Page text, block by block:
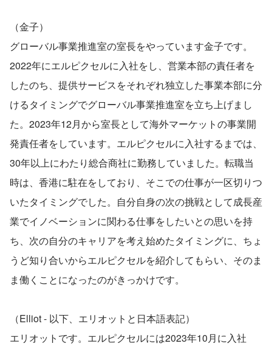
（金子）
グローバル事業推進室の室長をやっています金子です。
2022年にエルピクセルに入社をし、営業本部の責任者を
したのち、提供サービスをそれぞれ独立した事業本部に分
けるタイミングでグローバル事業推進室を立ち上げまし
た。2023年12月から室長として海外マーケットの事業開
発責任者をしています。エルピクセルに入社するまでは、
30年以上にわたり総合商社に勤務していました。転職当
時は、香港に駐在をしており、そこでの仕事が一区切りつ
いたタイミングでした。自分自身の次の挑戦として成長産
業でイノベーションに関わる仕事をしたいとの思いを持
ち、次の自分のキャリアを考え始めたタイミングに、ちょ
うど知り合いからエルピクセルを紹介してもらい、そのま
ま働くことになったのがきっかけです。
（Elliot - 以下、エリオットと日本語表記）
エリオットです。エルピクセルには2023年10月に入社